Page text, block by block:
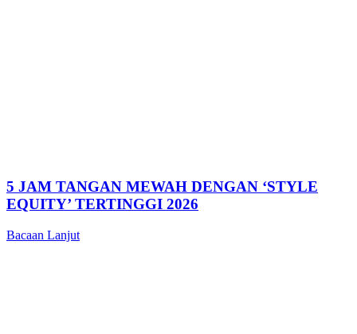
5 JAM TANGAN MEWAH DENGAN ‘STYLE
EQUITY’ TERTINGGI 2026
Bacaan Lanjut